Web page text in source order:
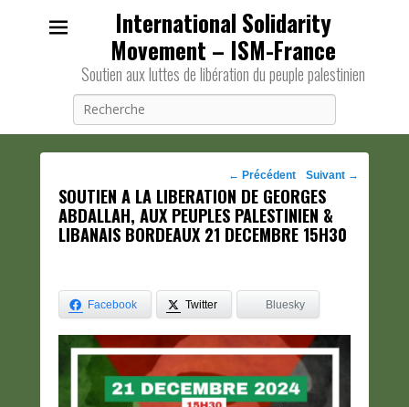
International Solidarity
Movement – ISM-France
Soutien aux luttes de libération du peuple palestinien
Navigation
des
posts
← Précédent Suivant →
SOUTIEN A LA LIBERATION DE GEORGES
ABDALLAH, AUX PEUPLES PALESTINIEN &
LIBANAIS BORDEAUX 21 DECEMBRE 15H30
Facebook Twitter Bluesky